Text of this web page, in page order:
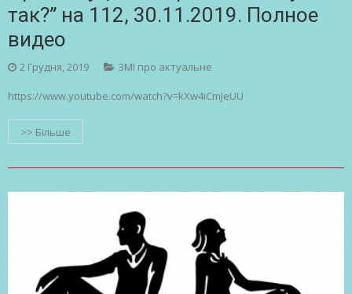
так?” на 112, 30.11.2019. Полное
видео
2 Грудня, 2019 ЗМІ про актуальне
https://www.youtube.com/watch?v=kXw4iCmJeUU
>> Більше